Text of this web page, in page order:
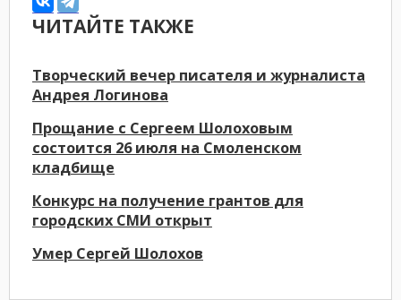
ЧИТАЙТЕ ТАКЖЕ
Творческий вечер писателя и журналиста
Андрея Логинова
Прощание с Сергеем Шолоховым
состоится 26 июля на Смоленском
кладбище
Конкурс на получение грантов для
городских СМИ открыт
Умер Сергей Шолохов